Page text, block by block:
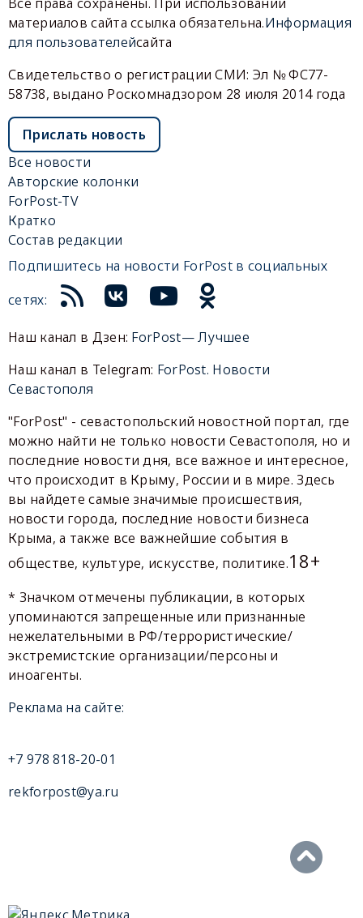
материалов сайта ссылка обязательна.Информация
для пользователейсайта
Свидетельство о регистрации СМИ: Эл № ФС77-
58738, выдано Роскомнадзором 28 июля 2014 года
Прислать новость
Все новости
Авторские колонки
ForPost-TV
Кратко
Состав редакции
Подпишитесь на новости ForPost в социальных
сетях:
Наш канал в Дзен: ForPost— Лучшее
Наш канал в Telegram: ForPost. Новости
Севастополя
"ForPost" - севастопольский новостной портал, где
можно найти не только новости Севастополя, но и
последние новости дня, все важное и интересное,
что происходит в Крыму, России и в мире. Здесь
вы найдете самые значимые происшествия,
новости города, последние новости бизнеса
Крыма, а также все важнейшие события в
обществе, культуре, искусстве, политике.18+
* Значком отмечены публикации, в которых
упоминаются запрещенные или признанные
нежелательными в РФ/террористические/
экстремистские организации/персоны и
иноагенты.
Реклама на сайте:
+7 978 818-20-01
rekforpost@ya.ru